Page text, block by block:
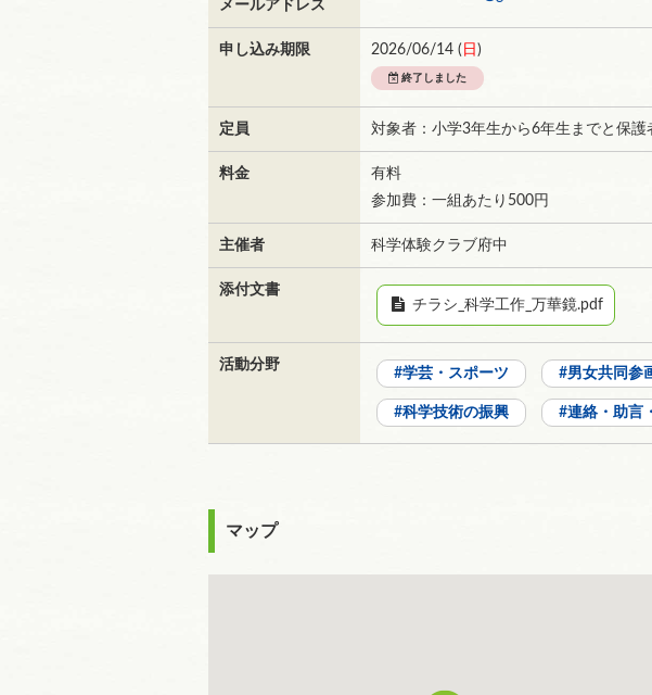
メールアドレス
申し込み期限 2026/06/14 ( 日 )
終了しました
定員 対象者：小学3年生から6年生までと保
料金
有料
参加費：一組あたり500円
主催者 科学体験クラブ府中
添付文書
チラシ_科学工作_万華鏡.pdf
活動分野
学芸・スポーツ 男女共同参
科学技術の振興 連絡・助言
マップ